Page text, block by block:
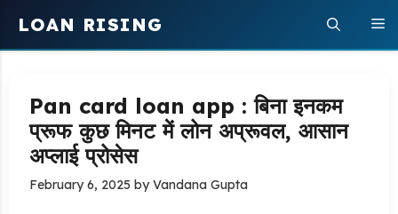
content
LOAN RISING
Pan card loan app : बिना इनकम
प्रूफ कुछ मिनट में लोन अप्रूवल, आसान
अप्लाई प्रोसेस
February 6, 2025 byVandana Gupta